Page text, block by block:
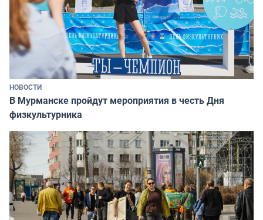
НОВОСТИ
В Мурманске пройдут мероприятия в честь Дня
физкультурника